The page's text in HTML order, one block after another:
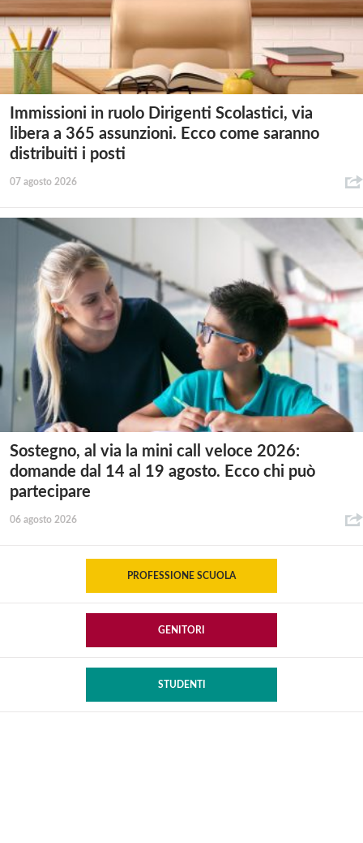
Immissioni in ruolo Dirigenti Scolastici, via
libera a 365 assunzioni. Ecco come saranno
distribuiti i posti
07 agosto 2026
Sostegno, al via la mini call veloce 2026:
domande dal 14 al 19 agosto. Ecco chi può
partecipare
06 agosto 2026
PROFESSIONE SCUOLA
GENITORI
STUDENTI